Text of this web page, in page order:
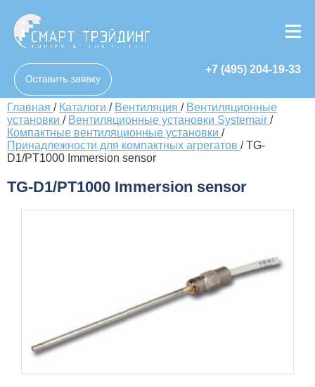
+7 (495) 204-19-33
Главная / Каталоги / Вентиляция / Вентиляционные
установки / Вентиляционные установки Systemair /
Компактные вентиляционные установки /
Принадлежности для компактных агрегатов /TG-
D1/PT1000 Immersion sensor
TG-D1/PT1000 Immersion sensor